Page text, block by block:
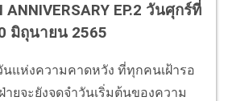
ANNIVERSARY EP.2 วันศุกร์ที่
มิถุนายน 2565
แห่งความคาดหวัง ที่ทุกคนเฝ้ารอ
ายจะยังจดจำวันเริ่มต้นของความ